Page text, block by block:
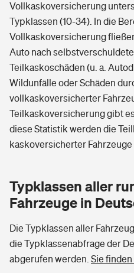
Vollkaskoversicherung
Typklassen (10-34). In die
Vollkaskoversicherung
Auto nach
Teilkaskoschäden (u. a.
Wildunfälle oder Schäden
vollkaskoversicherter
Teilkaskoversicherung gibt
diese Statistik werden die
kaskoversicherter Fahrzeuge
Typklassen aller
Fahrzeuge in
Die Typklassen aller
die Typklassenabfrage der
abgerufen werden. Sie finden